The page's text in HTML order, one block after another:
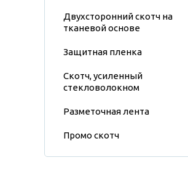
Двухсторонний скотч на
тканевой основе
Защитная пленка
Скотч, усиленный
стекловолокном
Разметочная лента
Промо скотч